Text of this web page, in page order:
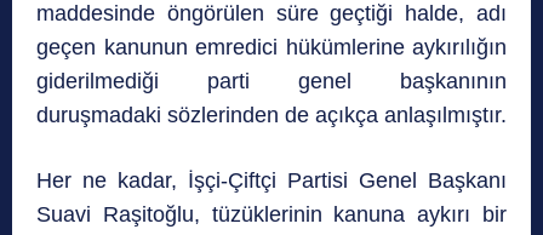
maddesinde öngörülen süre geçtiği halde, adı
geçen kanunun emredici hükümlerine aykırılığın
giderilmediği parti genel başkanının
duruşmadaki sözlerinden de açıkça anlaşılmıştır.
Her ne kadar, İşçi-Çiftçi Partisi Genel Başkanı
Suavi Raşitoğlu, tüzüklerinin kanuna aykırı bir